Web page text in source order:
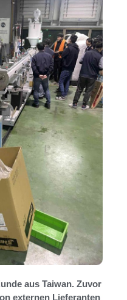
aus Taiwan. Zuvor
externen Lieferanten